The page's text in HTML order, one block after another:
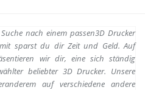
nach einem passen3D Drucker
sparst du dir Zeit und Geld. Auf
wir dir, eine sich ständig
beliebter 3D Drucker. Unsere
auf verschiedene andere